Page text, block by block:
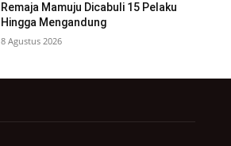
Remaja Mamuju Dicabuli 15 Pelaku
Hingga Mengandung
8 Agustus 2026